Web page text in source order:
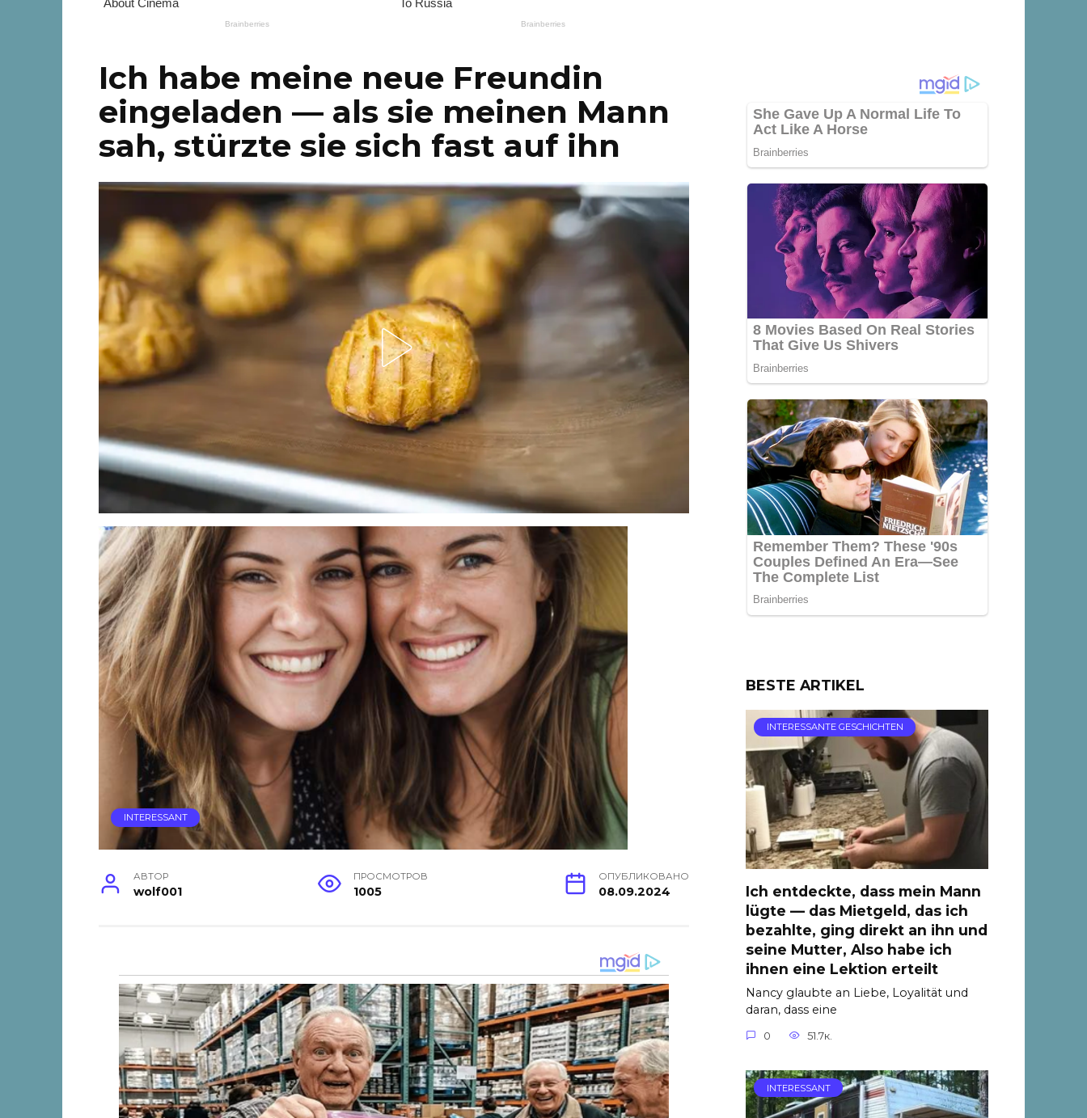
Ich habe meine neue Freundin
eingeladen — als sie meinen Mann
sah, stürzte sie sich fast auf ihn
INTERESSANT
АВТОР
wolf001
ПРОСМОТРОВ
1005
ОПУБЛИКОВАНО
08.09.2024
BESTE ARTIKEL
INTERESSANTE GESCHICHTEN
Ich entdeckte, dass mein Mann
lügte — das Mietgeld, das ich
bezahlte, ging direkt an ihn und
seine Mutter, Also habe ich
ihnen eine Lektion erteilt
Nancy glaubte an Liebe, Loyalität und
daran, dass eine
0 51.7к.
INTERESSANT